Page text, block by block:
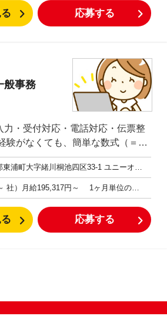
して、達成していきます。 なに
のか スタッフの特性や所属する店
サポート体制も十分。 目標数字は
なし。 例え達成ができなくても、
ません。 ただ、達成ができた際
進等のスピードアップ！で きちん
、 多方面で事業を拡大している当
みです。
応募する
般事務
力・受付対応・電話対応・伝票整
験がなくても、簡単な数式（＝や
たエクセル入力や基本的なキーボ
、特別な知識や経験は要りませ
ほとんどの方が、最初は車のこと
た。 最初は、車の部品に関するカ
必要な書類作成など、覚えること
が、 車のことを知らないで入った
愛知県知多郡東浦町大字緒川桐池四区33-1 ユニーオイル東浦自動車検査場
時給1140円～ 社）月給195,317円～ 1ヶ月単位の変形労働時間制 その他 家族手当 資格手当（保険募集人など）
応募する